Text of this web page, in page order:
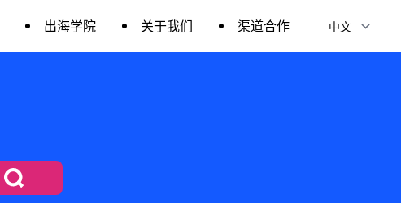
出海学院 关于我们 渠道合作